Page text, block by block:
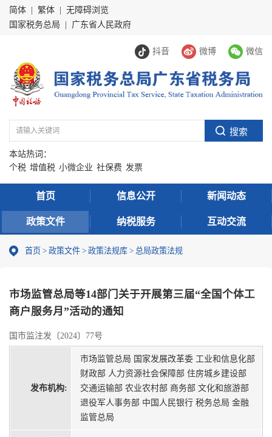
简体 繁体
无障碍浏览
国家税务总局
广东省人民政府
抖音 微博 微信
本站热词：
个税 增值税 小微企业 社保费 发票
首页 信息公开 新闻动态
政策文件 纳税服务 互动交流
首页 > 政策文件 > 政策法规库 > 总局政策法规
市场监管总局等14部门关于开展第三届“全国个体工
商户服务月”活动的通知
国市监注发〔2024〕77号
发布机构:
市场监管总局 国家发展改革委 工业和信息化部
财政部 人力资源社会保障部 住房城乡建设部
交通运输部 农业农村部 商务部 文化和旅游部
退役军人事务部 中国人民银行 税务总局 金融
监管总局